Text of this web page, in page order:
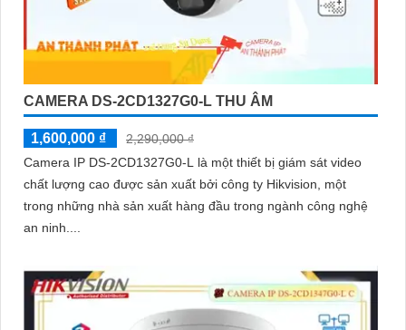
CAMERA DS-2CD1327G0-L THU ÂM
1,600,000 ₫
2,290,000 ₫
Camera IP DS-2CD1327G0-L là một thiết bị giám sát video
chất lượng cao được sản xuất bởi công ty Hikvision, một
trong những nhà sản xuất hàng đầu trong ngành công nghệ
an ninh....